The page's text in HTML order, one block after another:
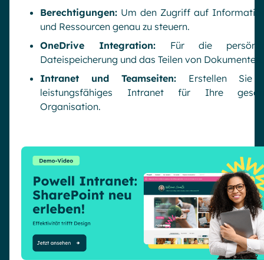
Berechtigungen: Um den Zugriff auf
und Ressourcen genau zu steuern.
OneDrive Integration: Für die
Dateispeicherung und das Teilen von Dokumenten.
Intranet und Teamseiten: Erstellen Sie
leistungsfähiges Intranet für Ihre
Organisation.